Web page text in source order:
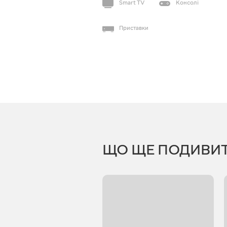
Smart TV Консолі
Приставки
ЩО ЩЕ